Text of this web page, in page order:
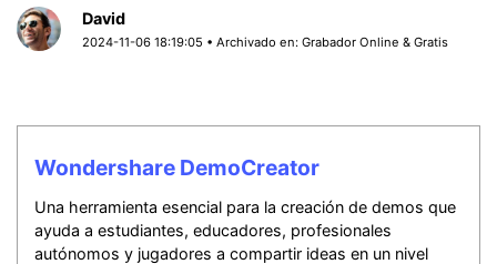
David
2024-11-06 18:19:05 • Archivado en:Grabador Online & Gratis
Wondershare DemoCreator
Una herramienta esencial para la creación de demos que
ayuda a estudiantes, educadores, profesionales
autónomos y jugadores a compartir ideas en un nivel